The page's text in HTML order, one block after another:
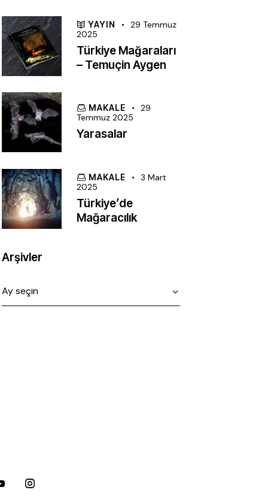
YAYIN
29 Temmuz
2025
Türkiye Mağaraları
– Temuçin Aygen
MAKALE
29
Temmuz 2025
Yarasalar
MAKALE
3 Mart
2025
Türkiye’de
Mağaracılık
Arşivler